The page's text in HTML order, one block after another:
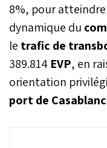
8%, pour atteindre
dynamique du
le trafic de
389.814 EVP, en
orientation
port de